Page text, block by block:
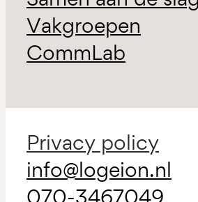
Vakgroepen
CommLab
Privacy policy
info@logeion.nl